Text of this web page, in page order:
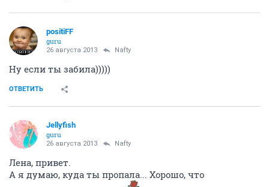
positiFF
guru
26 августа 2013 Nafty
Ну если ты забила)))))
ОТВЕТИТЬ
Jellyfish
guru
26 августа 2013 Nafty
Лена, привет.
А я думаю, куда ты пропала... Хорошо, что